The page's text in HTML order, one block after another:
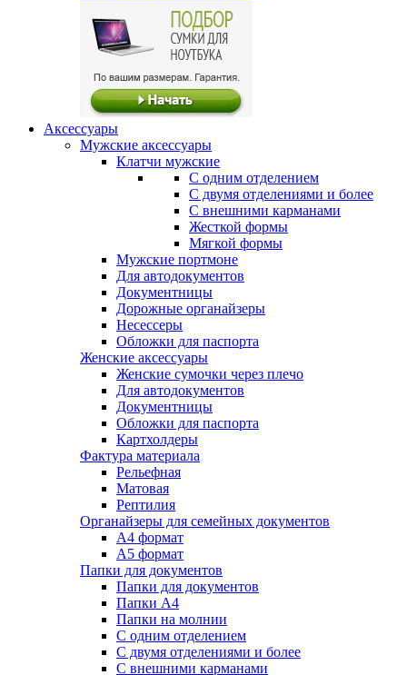
Аксессуары
Мужские аксессуары
Клатчи мужские
С одним отделением
С двумя отделениями и более
С внешними карманами
Жесткой формы
Мягкой формы
Мужские портмоне
Для автодокументов
Документницы
Дорожные органайзеры
Несессеры
Обложки для паспорта
Женские аксессуары
Женские сумочки через плечо
Для автодокументов
Документницы
Обложки для паспорта
Картхолдеры
Фактура материала
Рельефная
Матовая
Рептилия
Органайзеры для семейных документов
А4 формат
А5 формат
Папки для документов
Папки для документов
Папки А4
Папки на молнии
С одним отделением
С двумя отделениями и более
С внешними карманами